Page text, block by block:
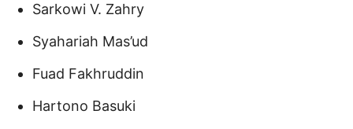
Sarkowi V. Zahry
Syahariah Mas’ud
Fuad Fakhruddin
Hartono Basuki